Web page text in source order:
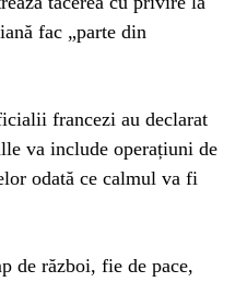
fac „parte din
francezi au declarat
va include operațiuni de
odată ce calmul va fi
de război, fie de pace,